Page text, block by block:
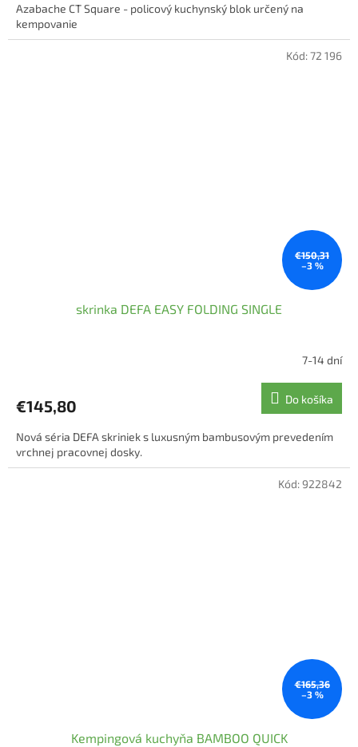
Azabache CT Square - policový kuchynský blok určený na
kempovanie
€150,31
–3 %
skrinka DEFA EASY FOLDING SINGLE
7-14 dní
€145,80 Do košíka
Nová séria DEFA skriniek s luxusným bambusovým prevedením
vrchnej pracovnej dosky.
Kód:72 196
€165,36
–3 %
Kempingová kuchyňa BAMBOO QUICK
Kód:922842